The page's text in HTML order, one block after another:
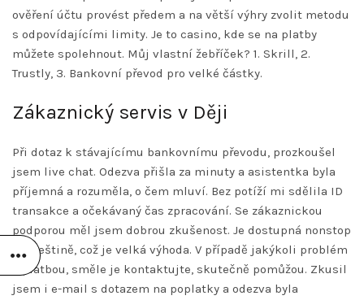
ověření účtu provést předem a na větší výhry zvolit metodu
s odpovídajícími limity. Je to casino, kde se na platby
můžete spolehnout. Můj vlastní žebříček? 1. Skrill, 2.
Trustly, 3. Bankovní převod pro velké částky.
Zákaznický servis v Ději
Při dotaz k stávajícímu bankovnímu převodu, prozkoušel
jsem live chat. Odezva přišla za minuty a asistentka byla
příjemná a rozuměla, o čem mluví. Bez potíží mi sdělila ID
transakce a očekávaný čas zpracování. Se zákaznickou
podporou měl jsem dobrou zkušenost. Je dostupná nonstop
a v češtině, což je velká výhoda. V případě jakýkoli problém
s platbou, směle je kontaktujte, skutečně pomůžou. Zkusil
jsem i e-mail s dotazem na poplatky a odezva byla